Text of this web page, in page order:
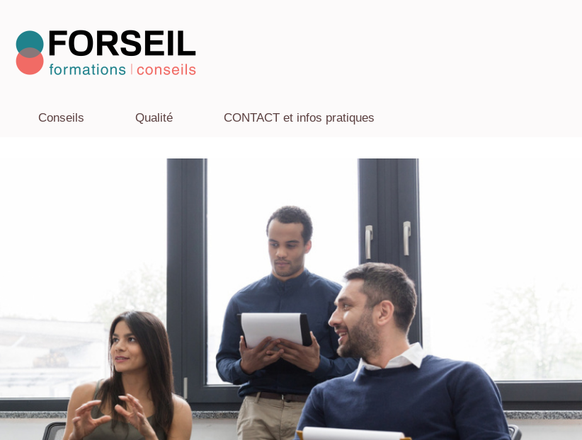
Conseils Qualité CONTACT et infos pratiques